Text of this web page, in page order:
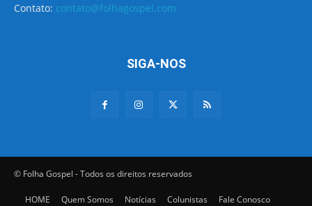
Contato: contato@folhagospel.com
SIGA-NOS
© Folha Gospel - Todos os direitos reservados
HOME Quem Somos Notícias Colunistas
Fale Conosco